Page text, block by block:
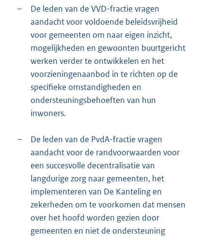
–
De leden van de VVD-fractie vragen
aandacht voor voldoende beleidsvrijheid
voor gemeenten om naar eigen inzicht,
mogelijkheden en gewoonten buurtgericht
werken verder te ontwikkelen en het
voorzieningenaanbod in te richten op de
specifieke omstandigheden en
ondersteuningsbehoeften van hun
inwoners.
–
De leden van de PvdA-fractie vragen
aandacht voor de randvoorwaarden voor
een succesvolle decentralisatie van
langdurige zorg naar gemeenten, het
implementeren van De Kanteling en
zekerheden om te voorkomen dat mensen
over het hoofd worden gezien door
gemeenten en niet de ondersteuning